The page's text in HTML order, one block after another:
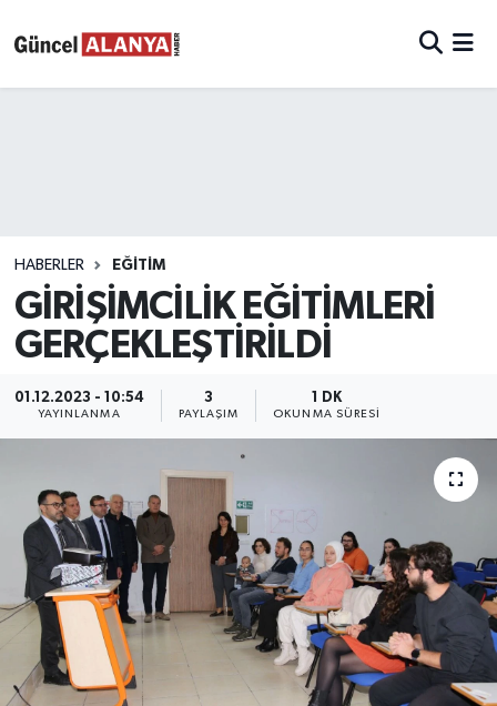
HABERLER EĞITIM
GİRİŞİMCİLİK EĞİTİMLERİ
GERÇEKLEŞTİRİLDİ
01.12.2023 - 10:54
YAYINLANMA
3
PAYLAŞIM
1 DK
OKUNMA SÜRESI